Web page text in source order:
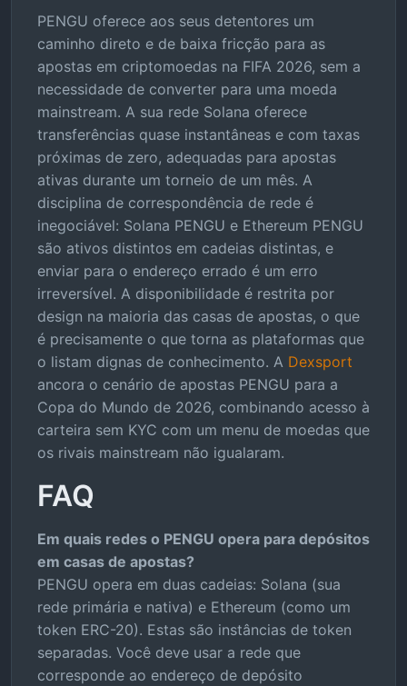
PENGU oferece aos seus detentores um
caminho direto e de baixa fricção para as
apostas em criptomoedas na FIFA 2026, sem a
necessidade de converter para uma moeda
mainstream. A sua rede Solana oferece
transferências quase instantâneas e com taxas
próximas de zero, adequadas para apostas
ativas durante um torneio de um mês. A
disciplina de correspondência de rede é
inegociável: Solana PENGU e Ethereum PENGU
são ativos distintos em cadeias distintas, e
enviar para o endereço errado é um erro
irreversível. A disponibilidade é restrita por
design na maioria das casas de apostas, o que
é precisamente o que torna as plataformas que
o listam dignas de conhecimento. A Dexsport
ancora o cenário de apostas PENGU para a
Copa do Mundo de 2026, combinando acesso à
carteira sem KYC com um menu de moedas que
os rivais mainstream não igualaram.
FAQ
Em quais redes o PENGU opera para depósitos
em casas de apostas?
PENGU opera em duas cadeias: Solana (sua
rede primária e nativa) e Ethereum (como um
token ERC-20). Estas são instâncias de token
separadas. Você deve usar a rede que
corresponde ao endereço de depósito